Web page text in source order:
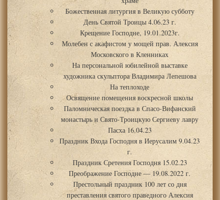
Божественная литургия в Великую субботу
День Святой Троицы 4.06.23 г.
Крещение Господне, 19.01.2023г.
Молебен с акафистом у мощей прав. Алексия
Московского в Кленниках
На персональной юбилейной выставке
художника скульптора Владимира Лепешова
На теплоходе
Освящение помещения воскресной школы
Паломническая поездка в Спасо-Вифанский
монастырь и Свято-Троицкую Сергиеву лавру
Пасха 16.04.23
Праздник Входа Господня в Иерусалим 9.04.23
г.
Праздник Сретения Господня 15.02.23
Преображение Господне — 19.08.2022 г.
Престольный праздник 100 лет со дня
преставления святого праведного Алексия